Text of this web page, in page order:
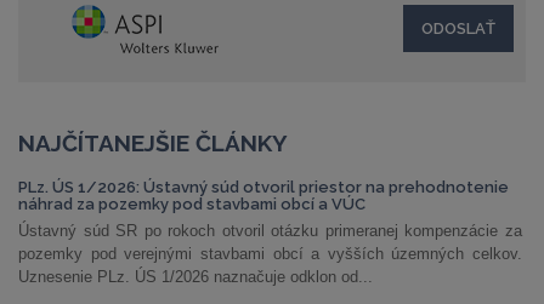
NAJČÍTANEJŠIE ČLÁNKY
PLz. ÚS 1/2026: Ústavný súd otvoril priestor na prehodnotenie
náhrad za pozemky pod stavbami obcí a VÚC
Ústavný súd SR po rokoch otvoril otázku primeranej kompenzácie za
pozemky pod verejnými stavbami obcí a vyšších územných celkov.
Uznesenie PLz. ÚS 1/2026 naznačuje odklon od...